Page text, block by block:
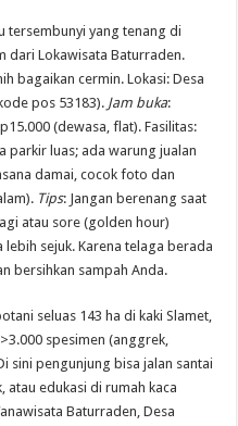
tersembunyi yang tenang di
dari Lokawisata Baturraden.
bagaikan cermin. Lokasi: Desa
pos 53183). Jam buka:
(dewasa, flat). Fasilitas:
parkir luas; ada warung jualan
damai, cocok foto dan
Tips: Jangan berenang saat
atau sore (golden hour)
sejuk. Karena telaga berada
bersihkan sampah Anda.
seluas 143 ha di kaki Slamet,
spesimen (anggrek,
sini pengunjung bisa jalan santai
edukasi di rumah kaca
Baturraden, Desa